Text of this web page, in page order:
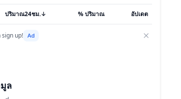
↓
ปริมาณ24ชม. % ปริมาณ อัปเดต
sign up!
ล